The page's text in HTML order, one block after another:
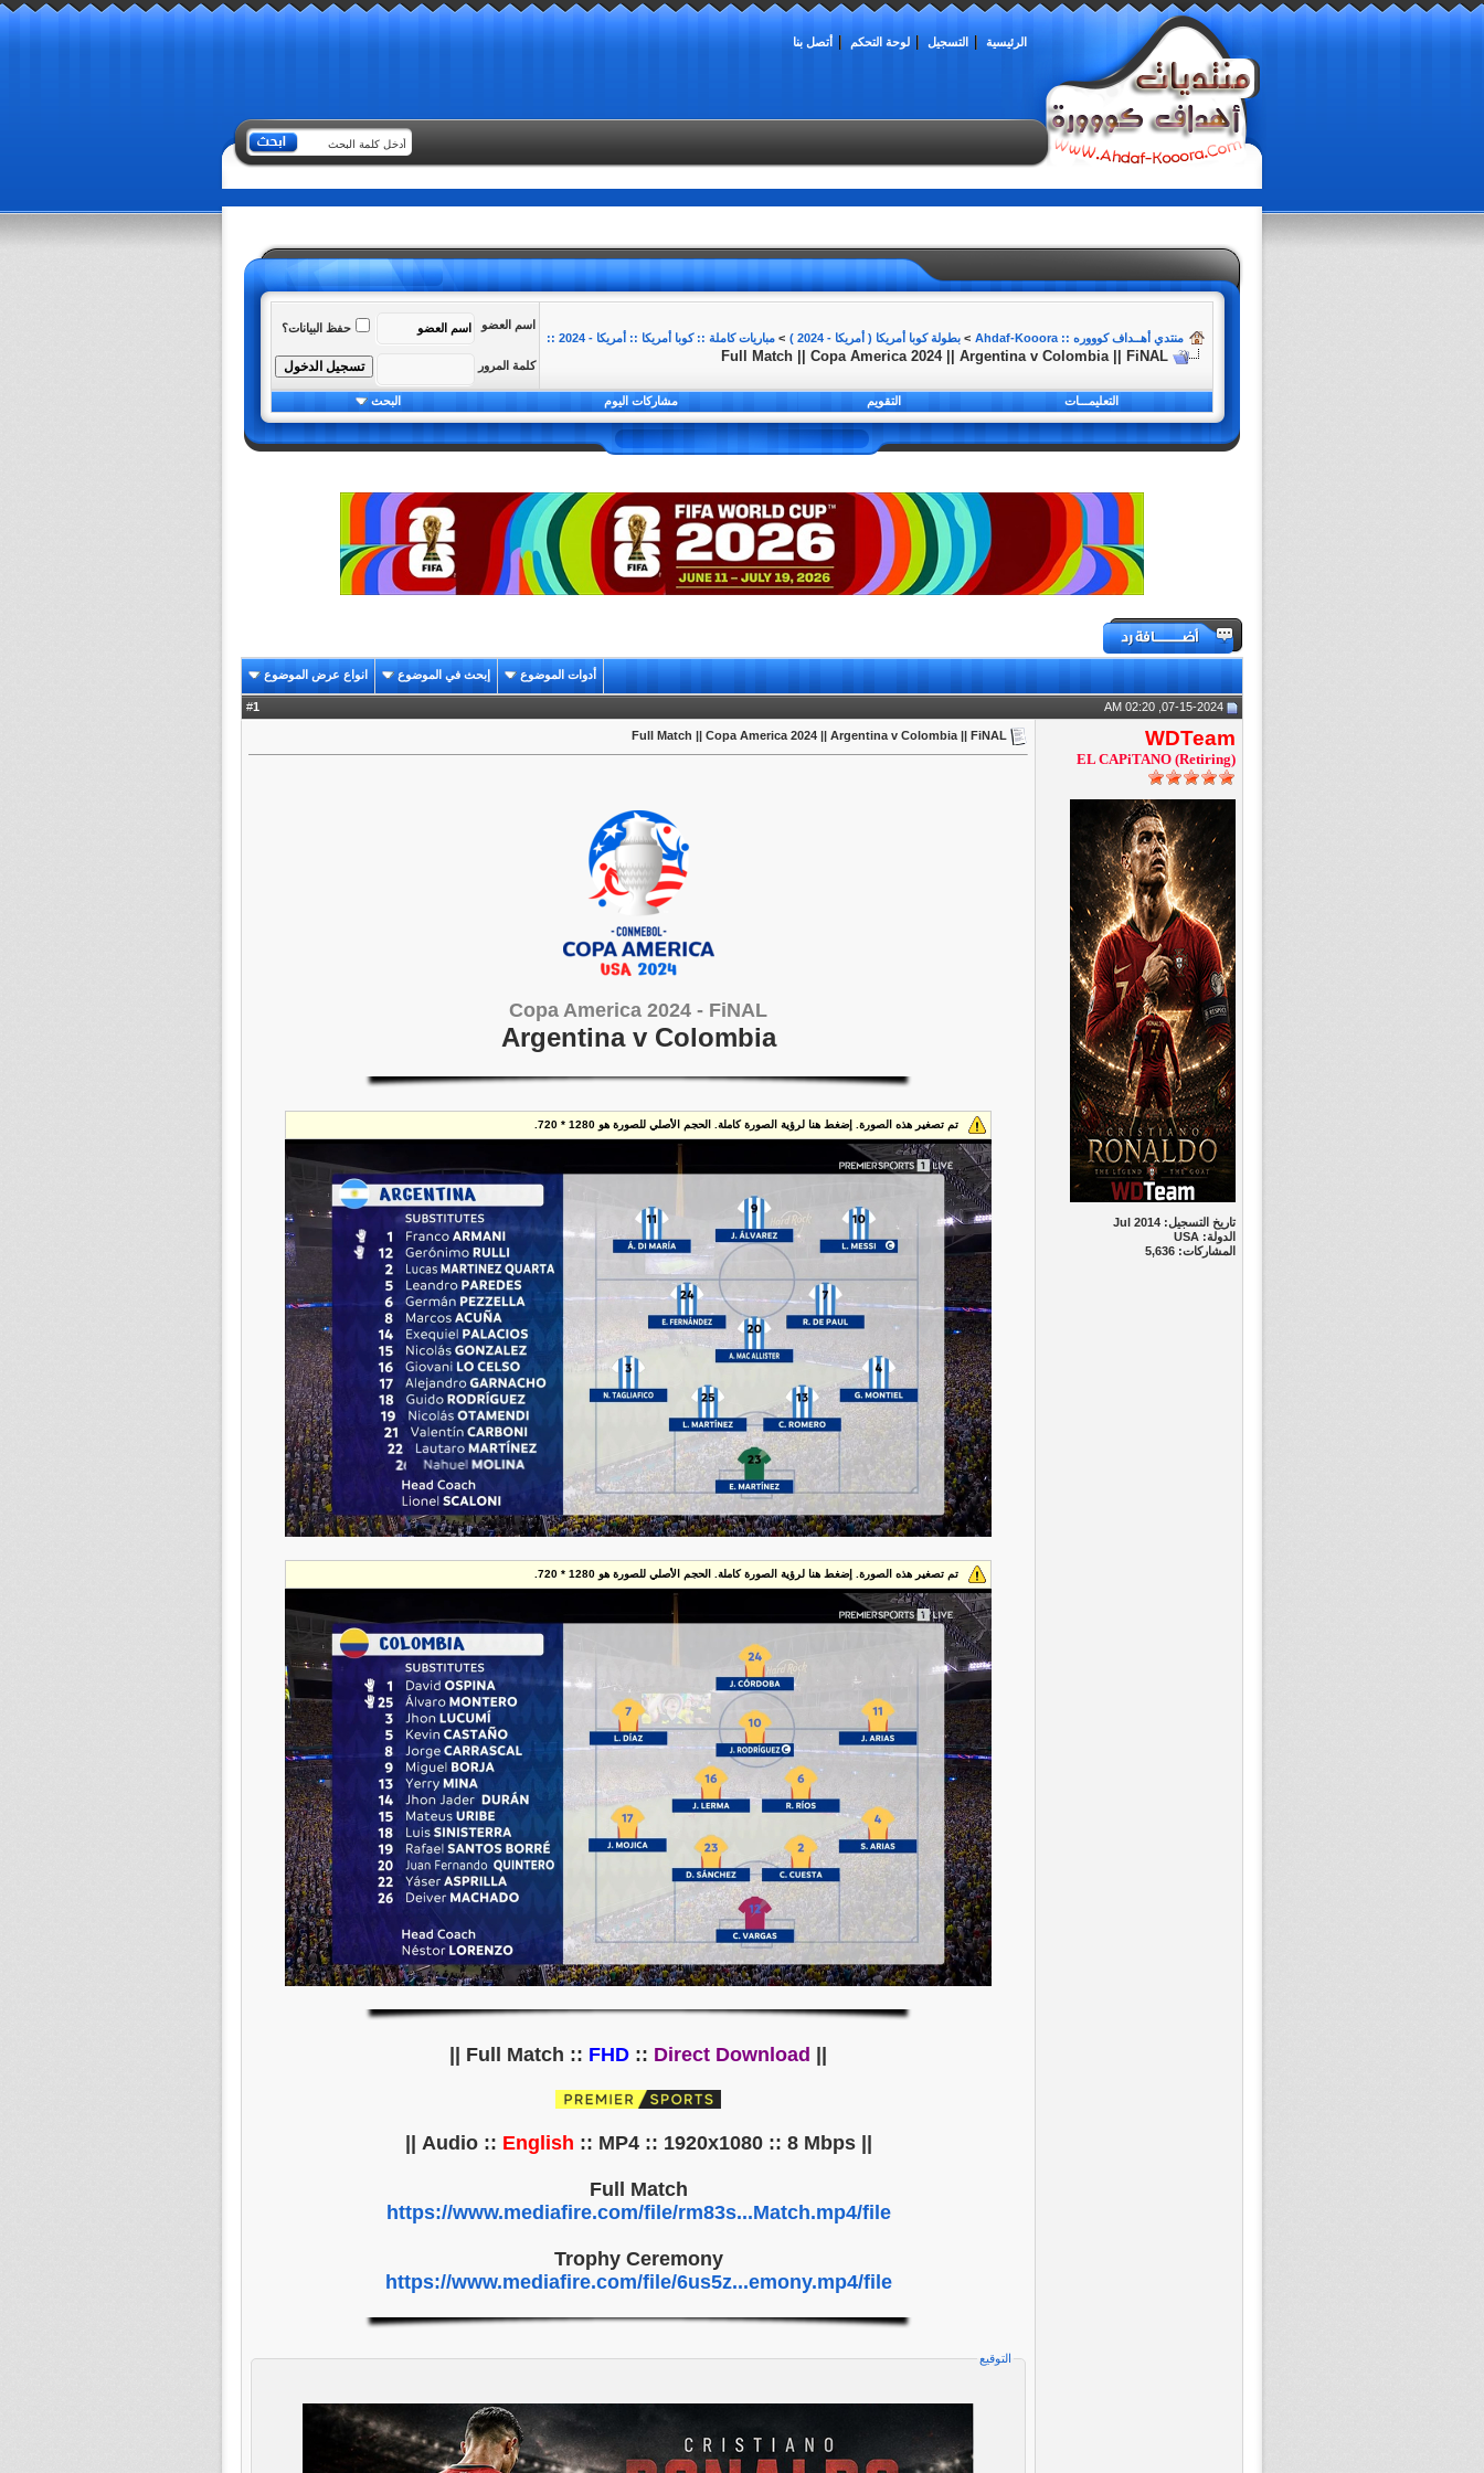
الرئيسية التسجيل لوحة التحكم أتصل بنا
منتدي أهــداف كوووره :: Ahdaf-Kooora > بطولة كوبا أمريكا ( أمريكا - 2024 ) > مباريات كاملة :: كوبا أمريكا :: أمريكا - 2024 ::
Full Match || Copa America 2024 || Argentina v Colombia || FiNAL
اسم العضو حفظ البيانات؟
كلمة المرور
التعليمـــات التقويم مشاركات اليوم البحث
أدوات الموضوع إبحث في الموضوع انواع عرض الموضوع
1
WDTeam
EL CAPiTANO (Retiring)
تاريخ التسجيل: Jul 2014
الدولة: USA
المشاركات: 5,636
Full Match || Copa America 2024 || Argentina v Colombia || FiNAL
Copa America 2024 - FiNAL
Argentina v Colombia
تم تصغير هذه الصورة. إضغط هنا لرؤية الصورة كاملة. الحجم الأصلي للصورة هو 1280 * 720.
تم تصغير هذه الصورة. إضغط هنا لرؤية الصورة كاملة. الحجم الأصلي للصورة هو 1280 * 720.
FHD :: Direct Download
|| Audio ::
English :: MP4 :: 1920x1080 :: 8 Mbps ||
Full Match
https://www.mediafire.com/file/rm83s...Match.mp4/file
Trophy Ceremony
https://www.mediafire.com/file/6us5z...emony.mp4/file
التوقيع